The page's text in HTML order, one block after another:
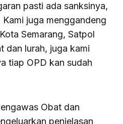
pasti ada sanksinya,
juga menggandeng
Semarang, Satpol
dan lurah, juga kami
tiap OPD kan sudah
Obat dan
penjelasan